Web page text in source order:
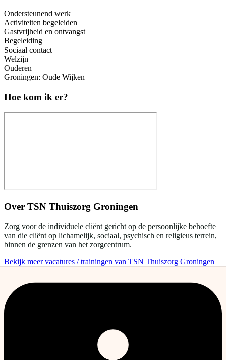
Ondersteunend werk
Activiteiten begeleiden
Gastvrijheid en ontvangst
Begeleiding
Sociaal contact
Welzijn
Ouderen
Groningen: Oude Wijken
Hoe kom ik er?
Over TSN Thuiszorg Groningen
Zorg voor de individuele cliënt gericht op de persoonlijke behoefte
van die cliënt op lichamelijk, sociaal, psychisch en religieus terrein,
binnen de grenzen van het zorgcentrum.
Bekijk meer vacatures / trainingen van TSN Thuiszorg Groningen